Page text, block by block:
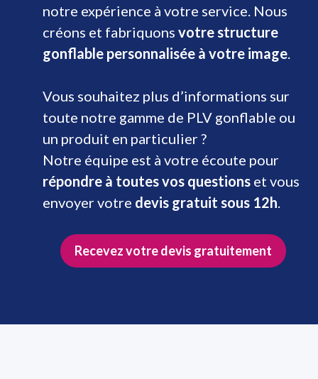
notre expérience à votre service. Nous
créons et fabriquons votre structure
gonflable personnalisée à votre image.
Vous souhaitez plus d’informations sur
toute notre gamme de PLV gonflable ou
un produit en particulier ?
Notre équipe est à votre écoute pour
répondre à toutes vos questions et vous
envoyer votre devis gratuit sous 12h.
Recevez votre devis gratuitement